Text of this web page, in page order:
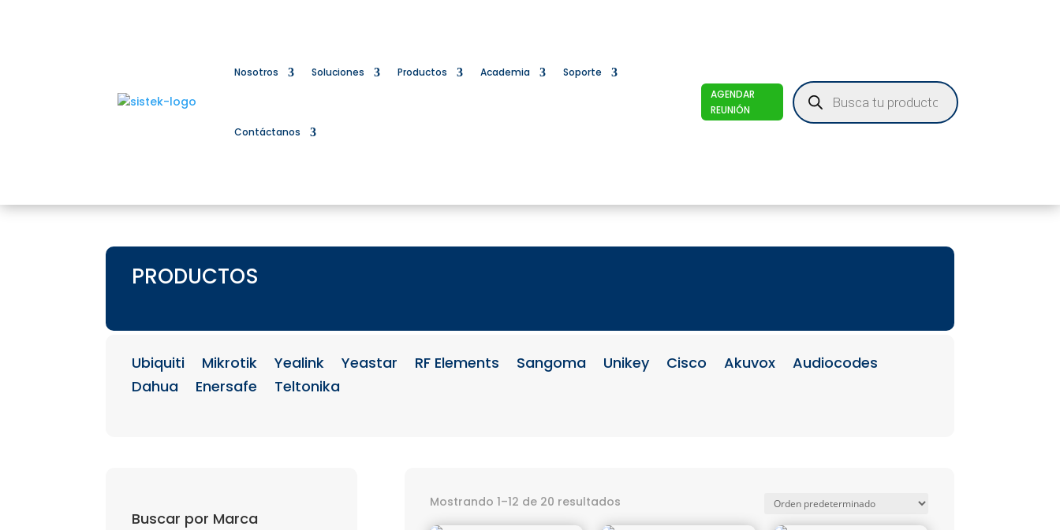
Nosotros Soluciones Productos Academia Soporte
Contáctanos
AGENDAR
REUNIÓN
Products
search
PRODUCTOS
Ubiquiti Mikrotik Yealink Yeastar RF Elements Sangoma Unikey Cisco Akuvox
Audiocodes
Dahua
Enersafe Teltonika
Buscar por Marca
Mostrando 1–12 de 20 resultados